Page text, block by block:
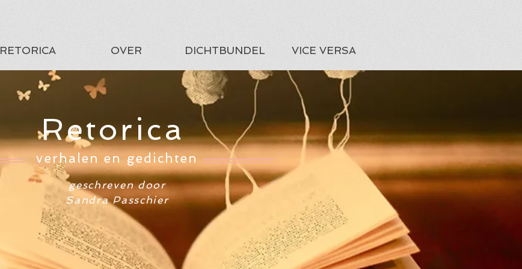
RETORICA OVER DICHTBUNDEL VICE VERSA
Retorica
verhalen en gedichten
geschreven door
Sandra Passchier